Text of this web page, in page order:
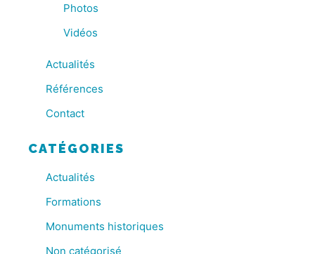
Photos
Vidéos
Actualités
Références
Contact
CATÉGORIES
Actualités
Formations
Monuments historiques
Non catégorisé